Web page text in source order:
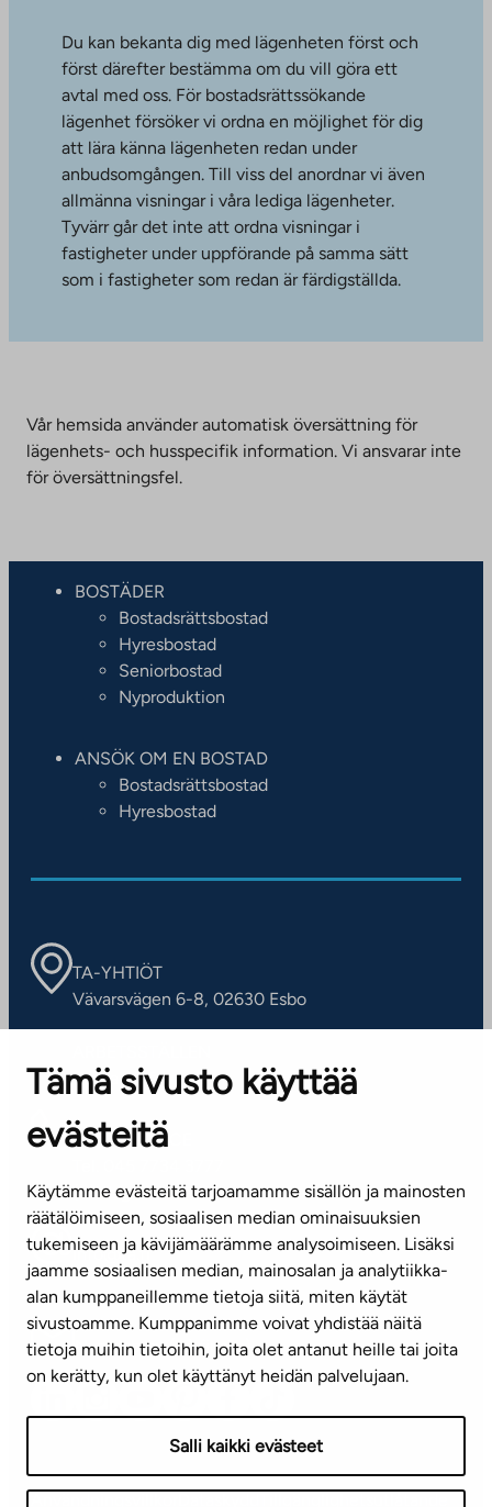
Tämä sivusto käyttää
evästeitä
Käytämme evästeitä tarjoamamme sisällön ja mainosten
räätälöimiseen, sosiaalisen median ominaisuuksien
tukemiseen ja kävijämäärämme analysoimiseen. Lisäksi
jaamme sosiaalisen median, mainosalan ja analytiikka-
alan kumppaneillemme tietoja siitä, miten käytät
sivustoamme. Kumppanimme voivat yhdistää näitä
tietoja muihin tietoihin, joita olet antanut heille tai joita
on kerätty, kun olet käyttänyt heidän palvelujaan.
Salli kaikki evästeet
Du kan bekanta dig med lägenheten först och
först därefter bestämma om du vill göra ett
avtal med oss. För bostadsrättssökande
lägenhet försöker vi ordna en möjlighet för dig
att lära känna lägenheten redan under
anbudsomgången. Till viss del anordnar vi även
allmänna visningar i våra lediga lägenheter.
Tyvärr går det inte att ordna visningar i
fastigheter under uppförande på samma sätt
som i fastigheter som redan är färdigställda.
Vår hemsida använder automatisk översättning för
lägenhets- och husspecifik information. Vi ansvarar inte
för översättningsfel.
BOSTÄDER
Bostadsrättsbostad
Hyresbostad
Seniorbostad
Nyproduktion
ANSÖK OM EN BOSTAD
Bostadsrättsbostad
Hyresbostad
TA-YHTIÖT
Vävarsvägen 6-8, 02630 Esbo
Kontaktinformation
KUNDSERVICE
(vardagar kl. 8–16)
info@ta.fi
Nyhetsbrev (på finska)